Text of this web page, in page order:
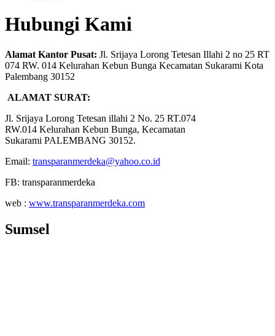
Hubungi Kami
Alamat Kantor Pusat: Jl. Srijaya Lorong Tetesan Illahi 2 no 25 RT
074 RW. 014 Kelurahan Kebun Bunga Kecamatan Sukarami Kota
Palembang 30152
ALAMAT SURAT:
Jl. Srijaya Lorong Tetesan illahi 2 No. 25 RT.074
RW.014 Kelurahan Kebun Bunga, Kecamatan
Sukarami PALEMBANG 30152.
Email: transparanmerdeka@yahoo.co.id
FB: transparanmerdeka
web : www.transparanmerdeka.com
Sumsel